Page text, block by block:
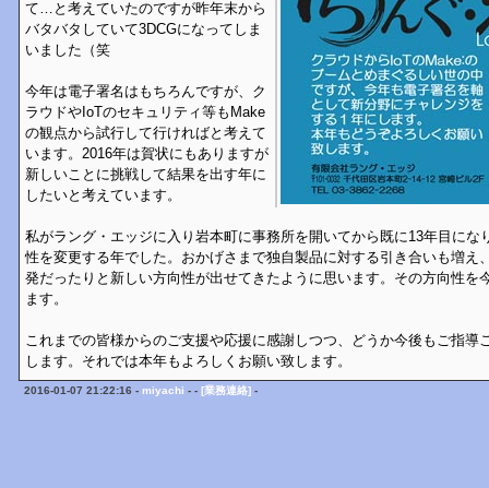
て…と考えていたのですが昨年末から
バタバタしていて3DCGになってしま
いました（笑
今年は電子署名はもちろんですが、ク
ラウドやIoTのセキュリティ等もMake
の観点から試行して行ければと考えて
います。2016年は賀状にもありますが
新しいことに挑戦して結果を出す年に
したいと考えています。
私がラング・エッジに入り岩本町に事務所を開いてから既に13年目にな
性を変更する年でした。おかげさまで独自製品に対する引き合いも増え
発だったりと新しい方向性が出せてきたように思います。その方向性を
ます。
これまでの皆様からのご支援や応援に感謝しつつ、どうか今後もご指導
します。それでは本年もよろしくお願い致します。
2016-01-07 21:22:16 - miyachi - - [業務連絡] -